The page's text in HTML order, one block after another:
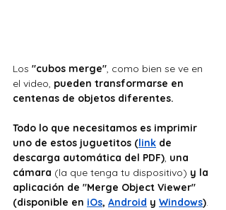
Los "cubos merge" , como bien se ve en
el video, pueden transformarse en
centenas de objetos diferentes.
Todo lo que necesitamos es imprimir
uno de estos juguetitos (link de
descarga automática del PDF) una
cámara (la que tenga tu dispositivo) y la
aplicación de "Merge Object Viewer"
(disponible en iOs, Android y Windows)